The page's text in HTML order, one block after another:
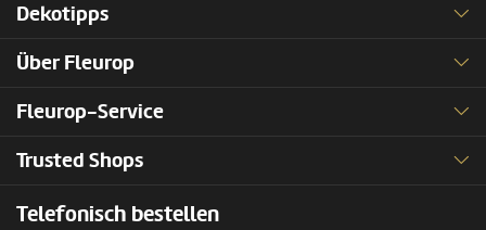
Dekotipps
Über Fleurop
Fleurop-Service
Trusted Shops
Telefonisch bestellen